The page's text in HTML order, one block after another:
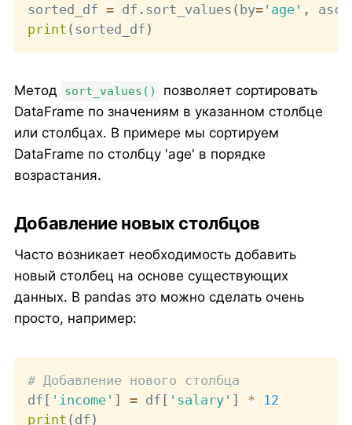
sorted_df = df . sort_values ( by='age' ,
print ( sorted_df )
Метод sort_values()
позволяет сортировать
DataFrame по значениям в указанном столбце
или столбцах. В примере мы сортируем
DataFrame по столбцу 'age' в порядке
возрастания.
Добавление новых столбцов
Часто возникает необходимость добавить
новый столбец на основе существующих
данных. В pandas это можно сделать очень
просто, например:
# Добавление нового столбца
df [ 'income' ] = df [ 'salary' ] *
12
print ( df )